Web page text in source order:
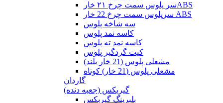
سر پلوس سمت چرخ ۲۱ خارABS
سرپلوس سمت چرخ 22 خار ABS
سه شاخه پلوس
کاسه نمد پلوس
کاسه نمد ته پلوس
کیت گردگیر پلوس
مشعلی پلوس (21 خار بلند)
مشعلی پلوس (21 خار) کوتاه
گاردان
گیربکس (جعبه دنده)
بلبرینگ گیربکس